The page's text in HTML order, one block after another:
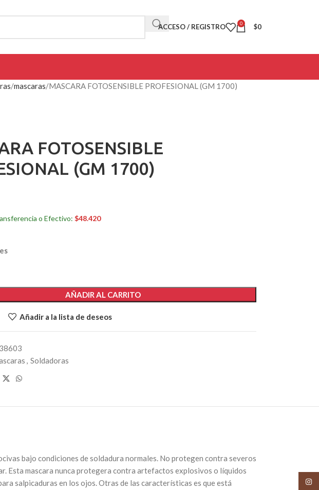
ACCESO / REGISTRO 0 $0
mascaras MASCARA FOTOSENSIBLE PROFESIONAL (GM 1700)
FOTOSENSIBLE
(GM 1700)
o Efectivo: $48.420
AÑADIR AL CARRITO
Añadir a la lista de deseos
, Soldadoras
bajo condiciones de soldadura normales. No protegen contra severos
Esta mascara nunca protegera contra artefactos explosivos o líquidos
salpicaduras en los ojos. Otras de las características es que está